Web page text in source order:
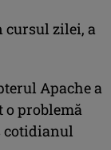
zilei, a
Apache a
o problemă
cotidianul